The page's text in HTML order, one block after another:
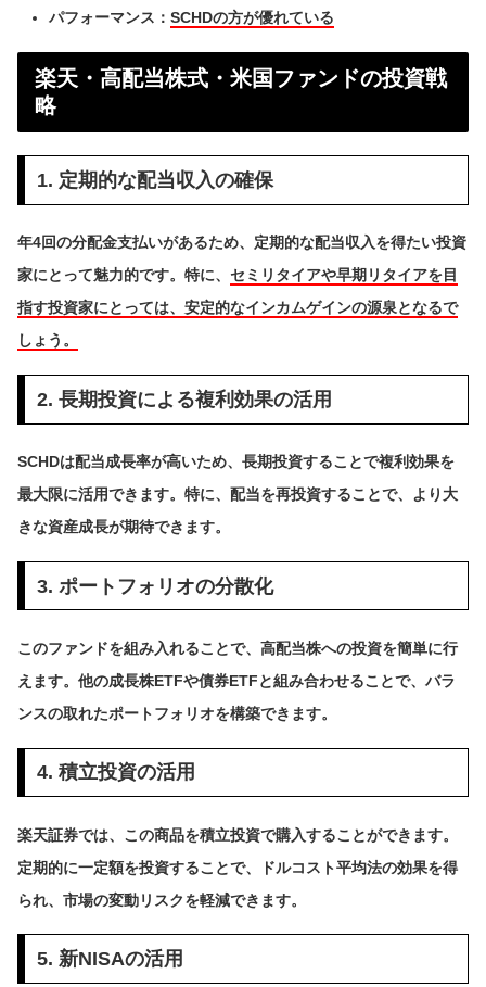
パフォーマンス： SCHDの方が優れている
楽天・高配当株式・米国ファンドの投資戦
略
1. 定期的な配当収入の確保
年4回の分配金支払いがあるため、定期的な配当収入を得たい投資
家にとって魅力的です。特に、 セミリタイアや早期リタイアを目
指す投資家にとっては、安定的なインカムゲインの源泉となるで
しょう。
2. 長期投資による複利効果の活用
SCHDは配当成長率が高いため、長期投資することで複利効果を
最大限に活用できます。特に、配当を再投資することで、より大
きな資産成長が期待できます。
3. ポートフォリオの分散化
このファンドを組み入れることで、高配当株への投資を簡単に行
えます。他の成長株ETFや債券ETFと組み合わせることで、バラ
ンスの取れたポートフォリオを構築できます。
4. 積立投資の活用
楽天証券では、この商品を積立投資で購入することができます。
定期的に一定額を投資することで、ドルコスト平均法の効果を得
られ、市場の変動リスクを軽減できます。
5. 新NISAの活用